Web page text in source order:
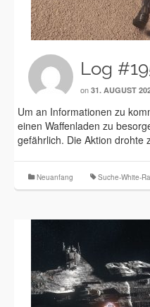
Log
on 31. AUGUST
Um an Informationen zu
einen Waffenladen zu
gefährlich. Die Aktion drohte
Neuanfang Suche-White-